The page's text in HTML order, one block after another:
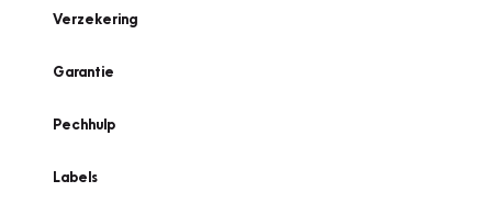
Verzekering
Garantie
Pechhulp
Labels